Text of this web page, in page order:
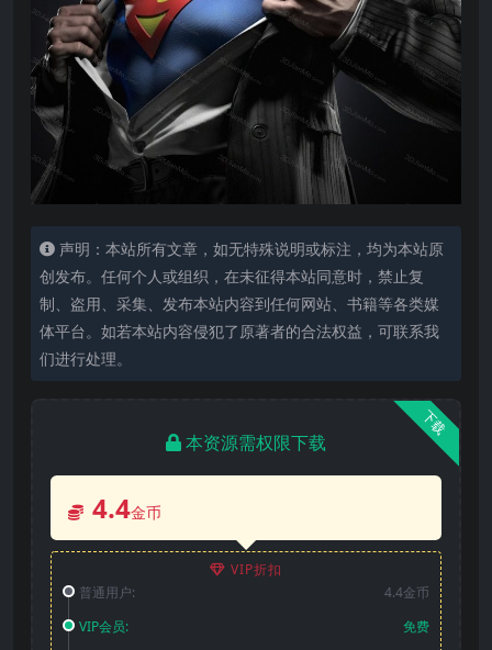
声明：本站所有文章，如无特殊说明或标注，均为本站原
创发布。任何个人或组织，在未征得本站同意时，禁止复
制、盗用、采集、发布本站内容到任何网站、书籍等各类媒
体平台。如若本站内容侵犯了原著者的合法权益，可联系我
们进行处理。
下载
本资源需权限下载
4.4金币
VIP折扣
普通用户:
4.4金币
VIP会员:
免费